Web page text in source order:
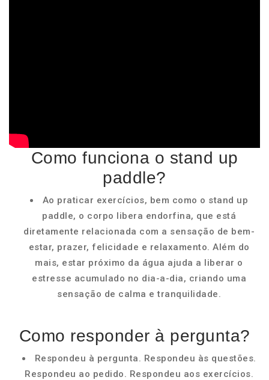
Como funciona o stand up
paddle?
Ao praticar exercícios, bem como o stand up
paddle, o corpo libera endorfina, que está
diretamente relacionada com a sensação de bem-
estar, prazer, felicidade e relaxamento. Além do
mais, estar próximo da água ajuda a liberar o
estresse acumulado no dia-a-dia, criando uma
sensação de calma e tranquilidade.
Como responder à pergunta?
Respondeu à pergunta. Respondeu às questões.
Respondeu ao pedido. Respondeu aos exercícios.